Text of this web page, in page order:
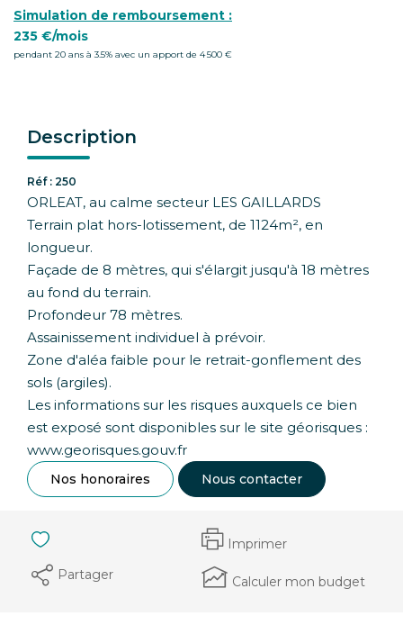
Simulation de remboursement :
235 €/mois
pendant 20 ans à 3.5% avec un apport de 4 500 €
Description
Réf : 250
ORLEAT, au calme secteur LES GAILLARDS
Terrain plat hors-lotissement, de 1124m², en
longueur.
Façade de 8 mètres, qui s'élargit jusqu'à 18 mètres
au fond du terrain.
Profondeur 78 mètres.
Assainissement individuel à prévoir.
Zone d'aléa faible pour le retrait-gonflement des
sols (argiles).
Les informations sur les risques auxquels ce bien
est exposé sont disponibles sur le site géorisques :
www.georisques.gouv.fr
Nos honoraires Nous contacter
Imprimer
Partager
Calculer mon budget